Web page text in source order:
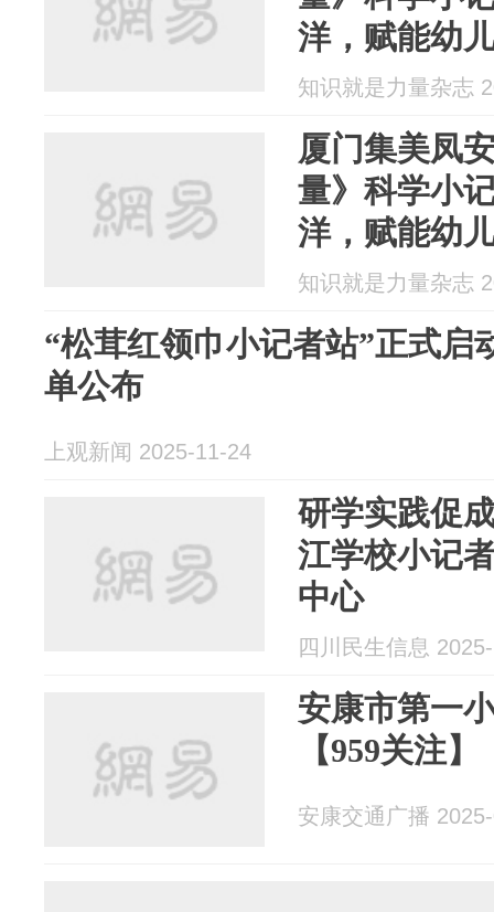
洋，赋能幼
知识就是力量杂志
厦门集美凤
量》科学小
洋，赋能幼
知识就是力量杂志
“松茸红领巾小记者站”正式启
单公布
上观新闻 2025-11-24
研学实践促
江学校小记
中心
四川民生信息
安康市第一
【959关注】
安康交通广播